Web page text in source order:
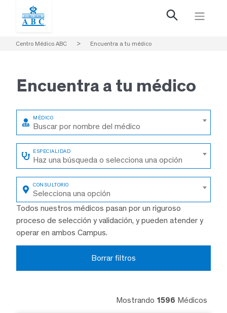
Centro Médico ABC > Encuentra a tu médico
Encuentra a tu médico
Buscar por nombre del médico
Haz una búsqueda o selecciona una opción
Selecciona una opción
Todos nuestros médicos pasan por un riguroso
proceso de selección y validación, y pueden atender y
operar en ambos Campus.
Borrar filtros
Mostrando 1596 Médicos